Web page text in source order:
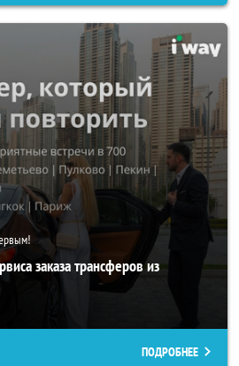
заказа трансферов из
ПОДРОБНЕЕ